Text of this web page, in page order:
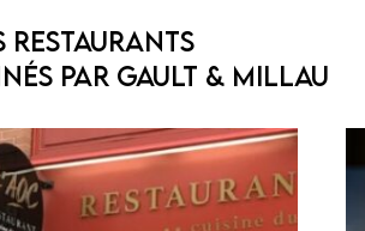
restaurants
par Gault & Millau